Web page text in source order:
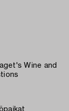
Wine and